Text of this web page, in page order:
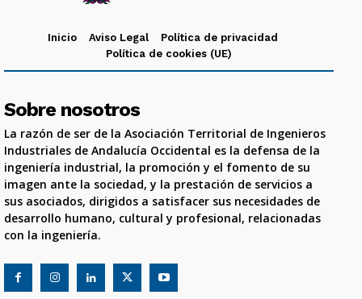
Inicio Aviso Legal
Política de privacidad
Política de cookies (UE)
Sobre nosotros
La razón de ser de la Asociación Territorial de Ingenieros
Industriales de Andalucía Occidental es la defensa de la
ingeniería industrial, la promoción y el fomento de su
imagen ante la sociedad, y la prestación de servicios a
sus asociados, dirigidos a satisfacer sus necesidades de
desarrollo humano, cultural y profesional, relacionadas
con la ingeniería.